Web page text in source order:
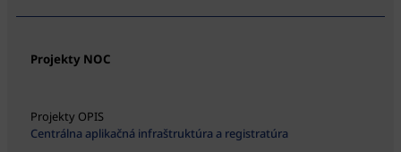
Projekty NOC
Projekty OPIS
Centrálna aplikačná infraštruktúra a registratúra